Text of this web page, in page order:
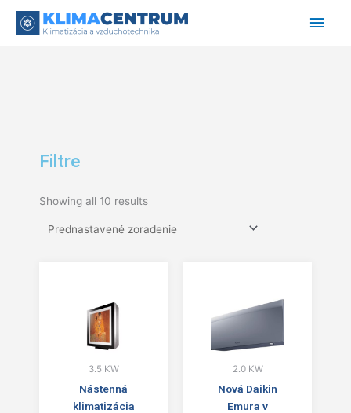
Filtre
Showing all 10 results
3.5 KW
Nástenná
klimatizácia
2.0 KW
Nová Daikin
Emura v